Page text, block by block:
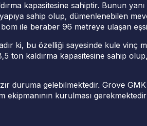
kapasitesine sahiptir. Bunun
sahip olup, dümenlenebilen
ile beraber 96 metreye ulaşan
ki, bu özelliği sayesinde kule vinç
ton kaldırma kapasitesine sahip
duruma gelebilmektedir. Grove
kurulması